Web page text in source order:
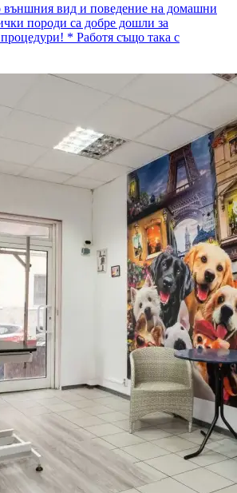
външния вид и поведение на домашни
породи са добре дошли за
* Работя също така с